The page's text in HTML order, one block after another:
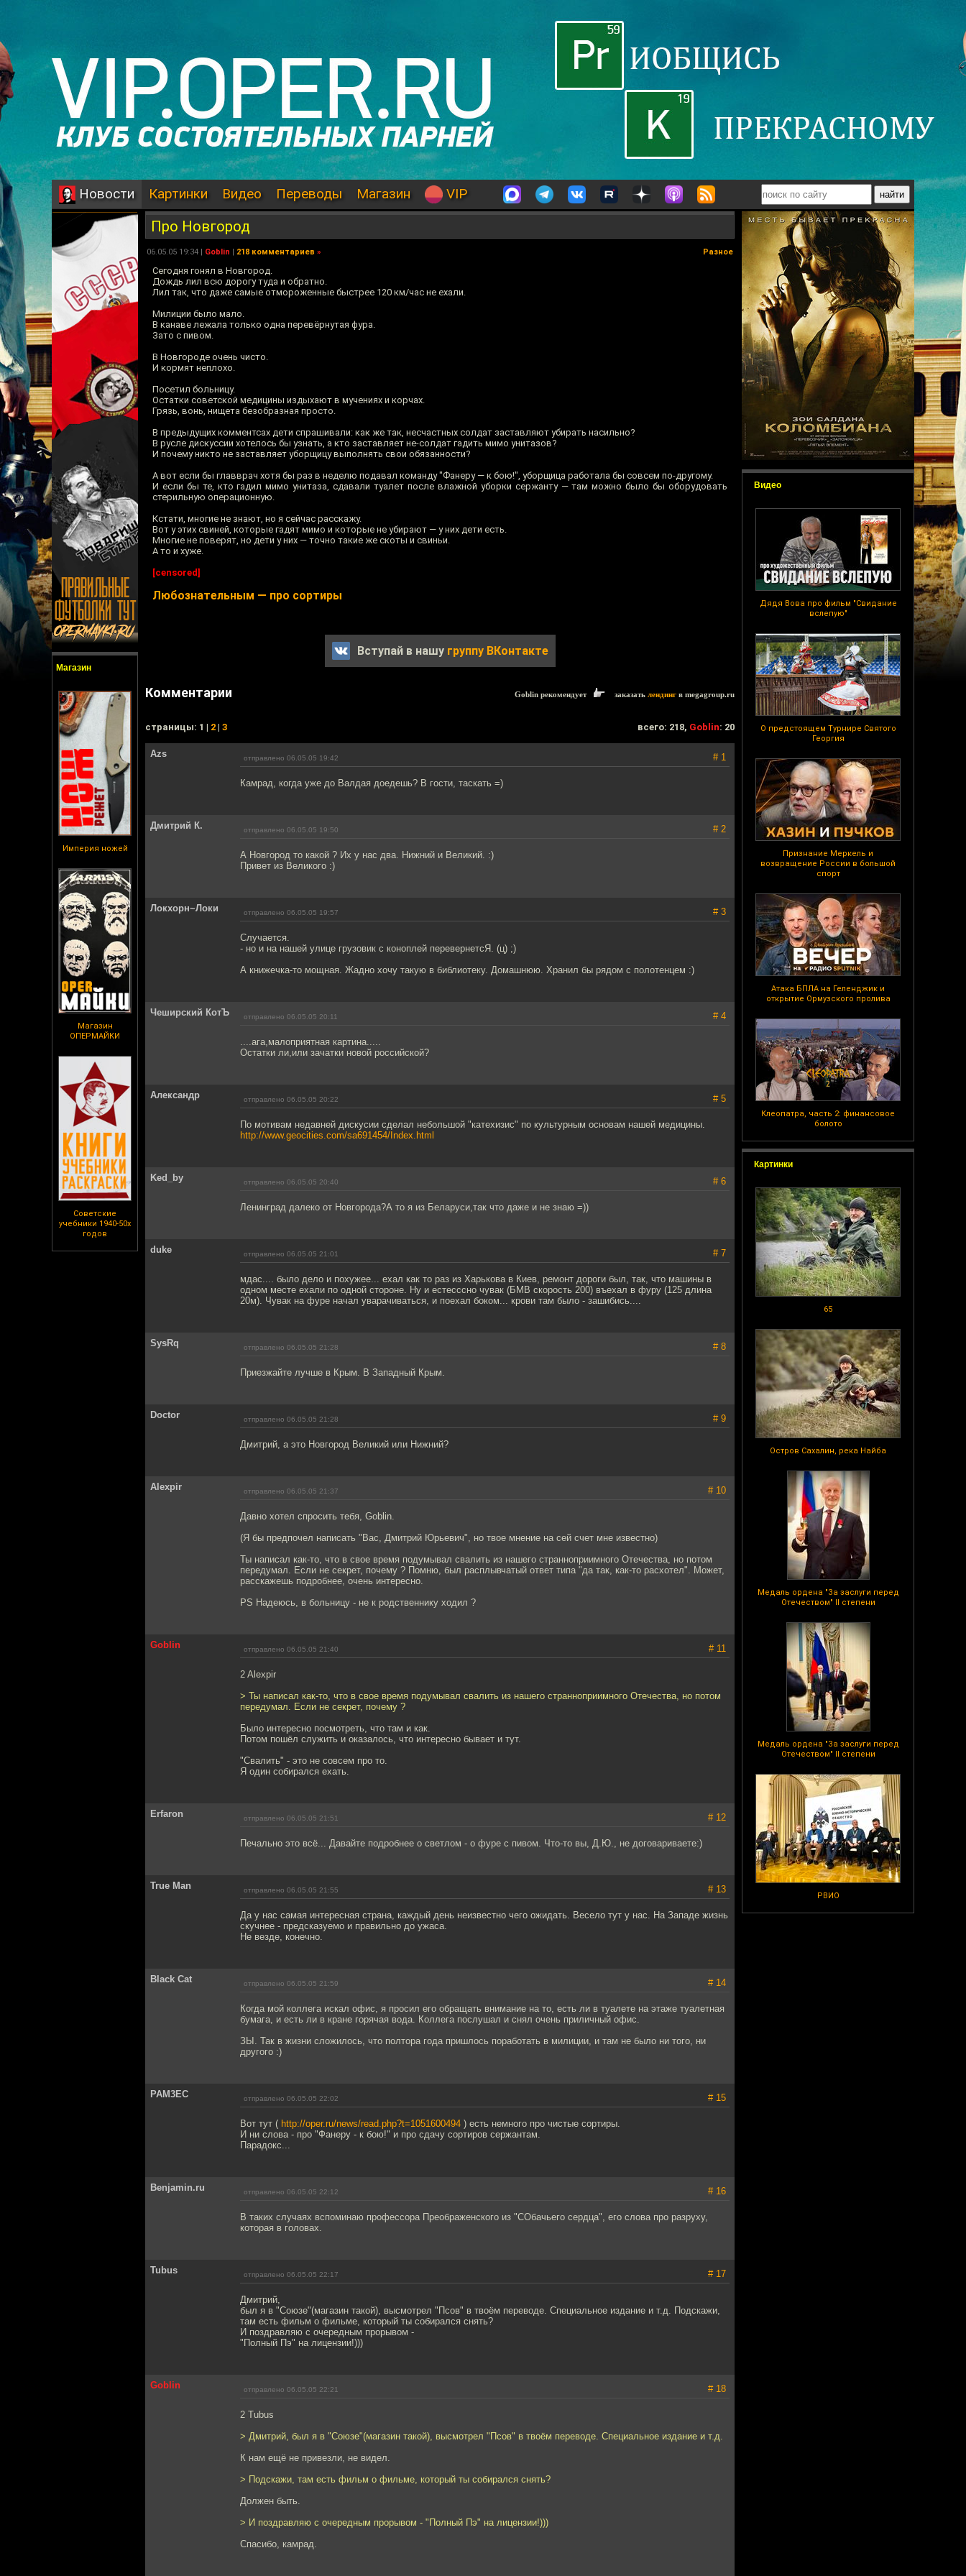
Новости Картинки Видео Переводы Магазин VIP
Магазин
Империя ножей
Магазин
ОПЕРМАЙКИ
Советские
учебники 1940-50х
годов
Видео
Дядя Вова про фильм "Свидание
вслепую"
О предстоящем Турнире Святого
Георгия
Признание Меркель и
возвращение России в большой
спорт
Атака БПЛА на Геленджик и
открытие Ормузского пролива
Клеопатра, часть 2: финансовое
болото
Картинки
65
Остров Сахалин, река Найба
Медаль ордена "За заслуги перед
Отечеством" II степени
Медаль ордена "За заслуги перед
Отечеством" II степени
РВИО
Про Новгород
06.05.05 19:34 | Goblin | 218 комментариев » Разное
Сегодня гонял в Новгород.
Дождь лил всю дорогу туда и обратно.
Лил так, что даже самые отмороженные быстрее 120 км/час не ехали.
Милиции было мало.
В канаве лежала только одна перевёрнутая фура.
Зато с пивом.
В Новгороде очень чисто.
И кормят неплохо.
Посетил больницу.
Остатки советской медицины издыхают в мучениях и корчах.
Грязь, вонь, нищета безобразная просто.
В предыдущих комментсах дети спрашивали: как же так, несчастных солдат заставляют убирать насильно?
В русле дискуссии хотелось бы узнать, а кто заставляет не-солдат гадить мимо унитазов?
И почему никто не заставляет уборщицу выполнять свои обязанности?
А вот если бы главврач хотя бы раз в неделю подавал команду "Фанеру — к бою!", уборщица работала бы совсем по-другому.
И если бы те, кто гадил мимо унитаза, сдавали туалет после влажной уборки сержанту — там можно было бы оборудовать
стерильную операционную.
Кстати, многие не знают, но я сейчас расскажу.
Вот у этих свиней, которые гадят мимо и которые не убирают — у них дети есть.
Многие не поверят, но дети у них — точно такие же скоты и свиньи.
А то и хуже.
[censored]
Любознательным — про сортиры
Вступай в нашу группу ВКонтакте
Комментарии Goblin рекомендует заказать лендинг в megagroup.ru
cтраницы: 1 | 2 | 3 всего: 218, Goblin: 20
Azs отправлено 06.05.05 19:42 # 1
Камрад, когда уже до Валдая доедешь? В гости, таскать =)
Дмитрий К. отправлено 06.05.05 19:50 # 2
А Новгород то какой ? Их у нас два. Нижний и Великий. :)
Привет из Великого :)
Локхорн~Локи отправлено 06.05.05 19:57 # 3
Случается.
- но и на нашей улице грузовик с коноплей перевернетсЯ. (ц) ;)
А книжечка-то мощная. Жадно хочу такую в библиотеку. Домашнюю. Хранил бы рядом с полотенцем :)
Чеширский КотЪ отправлено 06.05.05 20:11 # 4
....ага,малоприятная картина.....
Остатки ли,или зачатки новой российской?
Александр отправлено 06.05.05 20:22 # 5
По мотивам недавней дискусии сделал небольшой "катехизис" по культурным основам нашей медицины.
http://www.geocities.com/sa691454/Index.html
Ked_by отправлено 06.05.05 20:40 # 6
Ленинград далеко от Новгорода?А то я из Беларуси,так что даже и не знаю =))
duke отправлено 06.05.05 21:01 # 7
мдас.... было дело и похужее... ехал как то раз из Харькова в Киев, ремонт дороги был, так, что машины в
одном месте ехали по одной стороне. Ну и естесссно чувак (БМВ скорость 200) въехал в фуру (125 длина
20м). Чувак на фуре начал уварачиваться, и поехал боком... крови там было - зашибись....
SysRq отправлено 06.05.05 21:28 # 8
Приезжайте лучше в Крым. В Западный Крым.
Doctor отправлено 06.05.05 21:28 # 9
Дмитрий, а это Новгород Великий или Нижний?
Alexpir отправлено 06.05.05 21:37 # 10
Давно хотел спросить тебя, Goblin.
(Я бы предпочел написать "Вас, Дмитрий Юрьевич", но твое мнение на сей счет мне известно)
Ты написал как-то, что в свое время подумывал свалить из нашего странноприимного Отечества, но потом
передумал. Если не секрет, почему ? Помню, был расплывчатый ответ типа "да так, как-то расхотел". Может,
расскажешь подробнее, очень интересно.
PS Надеюсь, в больницу - не к родственнику ходил ?
Goblin отправлено 06.05.05 21:40 # 11
2 Alexpir
> Ты написал как-то, что в свое время подумывал свалить из нашего странноприимного Отечества, но потом
передумал. Если не секрет, почему ?
Было интересно посмотреть, что там и как.
Потом пошёл служить и оказалось, что интересно бывает и тут.
"Свалить" - это не совсем про то.
Я один собирался ехать.
Erfaron отправлено 06.05.05 21:51 # 12
Печально это всё... Давайте подробнее о светлом - о фуре с пивом. Что-то вы, Д.Ю., не договариваете:)
True Man отправлено 06.05.05 21:55 # 13
Да у нас самая интересная страна, каждый день неизвестно чего ожидать. Весело тут у нас. На Западе жизнь
скучнее - предсказуемо и правильно до ужаса.
Не везде, конечно.
Black Cat отправлено 06.05.05 21:59 # 14
Когда мой коллега искал офис, я просил его обращать внимание на то, есть ли в туалете на этаже туалетная
бумага, и есть ли в кране горячая вода. Коллега послушал и снял очень приличный офис.
ЗЫ. Так в жизни сложилось, что полтора года пришлось поработать в милиции, и там не было ни того, ни
другого :)
PAM3EC отправлено 06.05.05 22:02 # 15
Вот тут ( http://oper.ru/news/read.php?t=1051600494 ) есть немного про чистые сортиры.
И ни слова - про "Фанеру - к бою!" и про сдачу сортиров сержантам.
Парадокс...
Benjamin.ru отправлено 06.05.05 22:12 # 16
В таких случаях вспоминаю профессора Преображенского из "СОбачьего сердца", его слова про разруху,
которая в головах.
Tubus отправлено 06.05.05 22:17 # 17
Дмитрий,
был я в "Союзе"(магазин такой), высмотрел "Псов" в твоём переводе. Специальное издание и т.д. Подскажи,
там есть фильм о фильме, который ты собирался снять?
И поздравляю с очередным прорывом -
"Полный Пэ" на лицензии!)))
Goblin отправлено 06.05.05 22:21 # 18
2 Tubus
> Дмитрий, был я в "Союзе"(магазин такой), высмотрел "Псов" в твоём переводе. Специальное издание и т.д.
К нам ещё не привезли, не видел.
> Подскажи, там есть фильм о фильме, который ты собирался снять?
Должен быть.
> И поздравляю с очередным прорывом - "Полный Пэ" на лицензии!)))
Спасибо, камрад.